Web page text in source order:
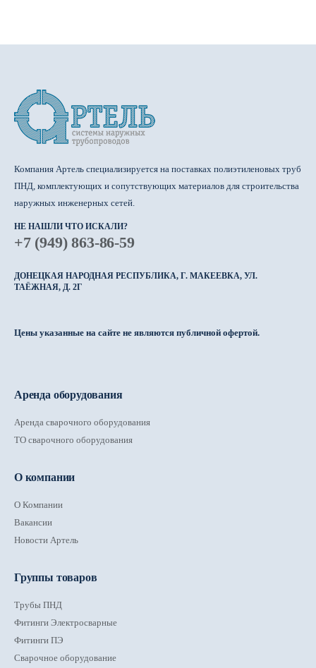
Компания Артель специализируется на поставках полиэтиленовых труб
ПНД, комплектующих и сопутствующих материалов для строительства
наружных инженерных сетей.
НЕ НАШЛИ ЧТО ИСКАЛИ?
+7 (949) 863-86-59
ДОНЕЦКАЯ НАРОДНАЯ РЕСПУБЛИКА, Г. МАКЕЕВКА, УЛ.
ТАЁЖНАЯ, Д. 2Г
Цены указанные на сайте не являются публичной офертой.
Аренда оборудования
Аренда сварочного оборудования
ТО сварочного оборудования
О компании
О Компании
Вакансии
Новости Артель
Группы товаров
Трубы ПНД
Фитинги Электросварные
Фитинги ПЭ
Сварочное оборудование